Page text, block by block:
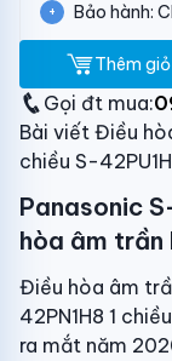
Bảo hành:
Thêm
Gọi đt mua:
Bài viết Điều
chiều S-
Panasonic
hòa âm
Điều hòa âm
42PN1H8 1
ra mắt năm